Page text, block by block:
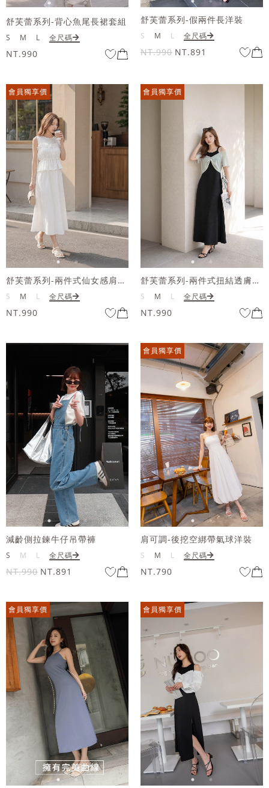
舒芙蕾系列-背心魚尾長裙套組
S M L 全尺碼
NT.990
舒芙蕾系列-假兩件長洋裝
S M L 全尺碼
NT.990 NT.891
會員獨享價
舒芙蕾系列-兩件式仙女感肩可調抽繩背心配舒芙蕾魚尾長洋裝
S M L 全尺碼
NT.990
會員獨享價
舒芙蕾系列-兩件式扭結透膚造型套組
S M L 全尺碼
NT.990
減齡側拉鍊牛仔吊帶褲
S M L 全尺碼
NT.990 NT.891
會員獨享價
肩可調-後挖空綁帶氣球洋裝
S M L 全尺碼
NT.790
會員獨享價 會員獨享價